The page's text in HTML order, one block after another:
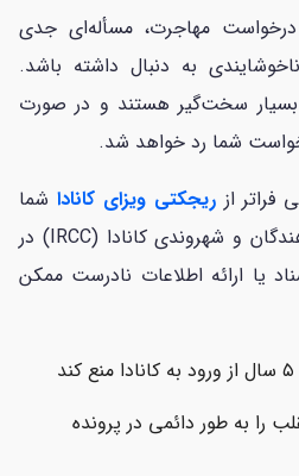
درخواست مهاجرت، مسأله‌ای جدی
به دنبال داشته باشد.
بسیار سخت‌گیر هستند و در صورت
شما رد خواهد شد.
فراتر ازریجکتی ویزای کانادا شما
می‌شود. اداره مهاجرت، پناهندگان و شهروندی کانادا (IRCC) در
یا ارائه اطلاعات نادرست ممکن
را به طور دائمی در پرونده